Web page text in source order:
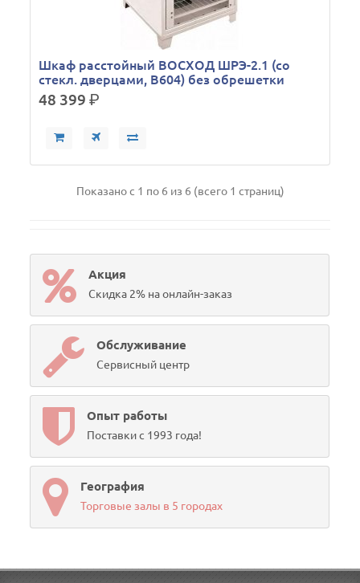
Шкаф расстойный ВОСХОД ШРЭ-2.1 (со
стекл. дверцами, В604) без обрешетки
48 399р.
Показано с 1 по 6 из 6 (всего 1 страниц)
Акция
Скидка 2% на онлайн-заказ
Обслуживание
Сервисный центр
Опыт работы
Поставки с 1993 года!
География
Торговые залы в 5 городах